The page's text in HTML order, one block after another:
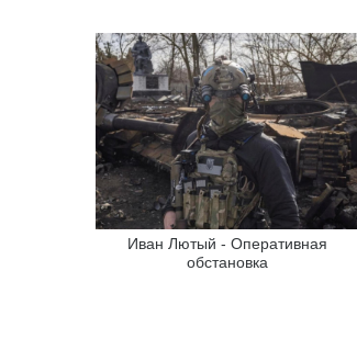
Иван Лютый - Оперативная
обстановка